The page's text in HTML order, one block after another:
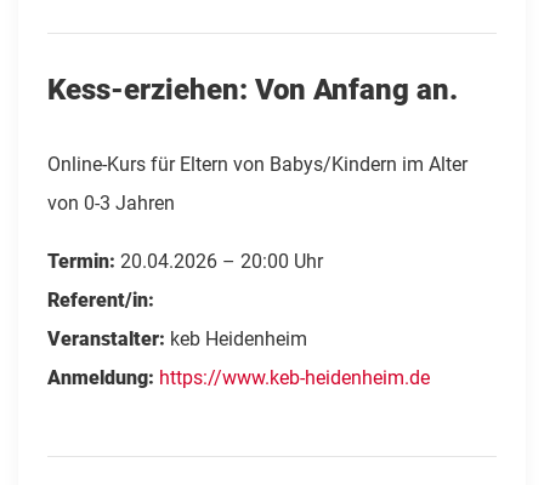
Kess-erziehen: Von Anfang an.
Online-Kurs für Eltern von Babys/Kindern im Alter
von 0-3 Jahren
Termin: 20.04.2026 – 20:00 Uhr
Referent/in:
Veranstalter: keb Heidenheim
Anmeldung: https://www.keb-heidenheim.de